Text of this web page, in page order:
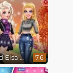
Barbie and Elsa Autumn Patterns 7.6